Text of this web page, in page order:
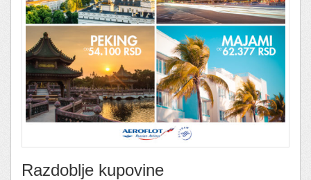
Razdoblje kupovine